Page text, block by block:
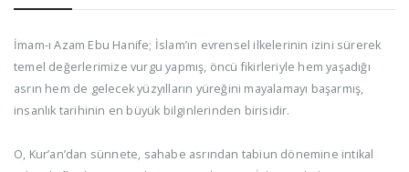
İmam-ı Azam Ebu Hanife; İslam’ın evrensel ilkelerinin izini sürerek
temel değerlerimize vurgu yapmış, öncü fikirleriyle hem yaşadığı
asrın hem de gelecek yüzyılların yüreğini mayalamayı başarmış,
insanlık tarihinin en büyük bilginlerinden birisidir.
O, Kur’an’dan sünnete, sahabe asrından tabiun dönemine intikal